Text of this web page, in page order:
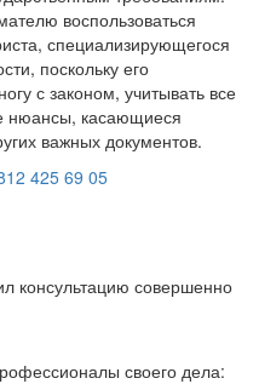
воспользоваться
специализирующегося
поскольку его
с законом, учитывать все
нюансы, касающиеся
важных документов.
425 69 05
консультацию совершенно
своего дела: